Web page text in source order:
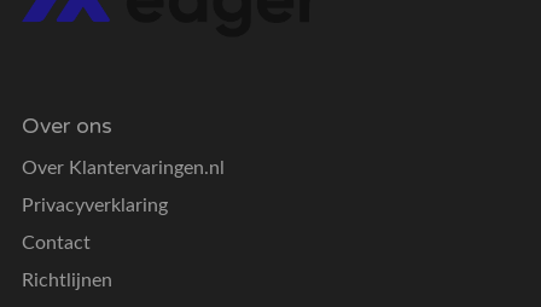
Over ons
Over Klantervaringen.nl
Privacyverklaring
Contact
Richtlijnen